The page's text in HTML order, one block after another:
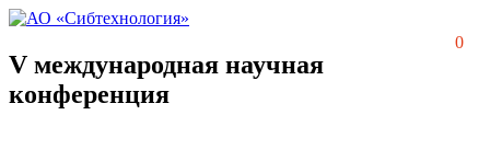
0
V международная научная
конференция